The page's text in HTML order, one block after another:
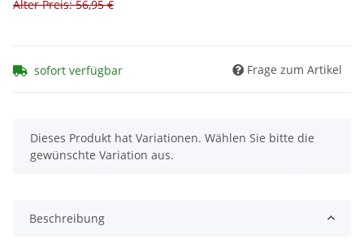
Alter Preis: 56,95 €
sofort verfügbar Frage zum Artikel
x
Dieses Produkt hat Variationen. Wählen Sie bitte die
gewünschte Variation aus.
Beschreibung